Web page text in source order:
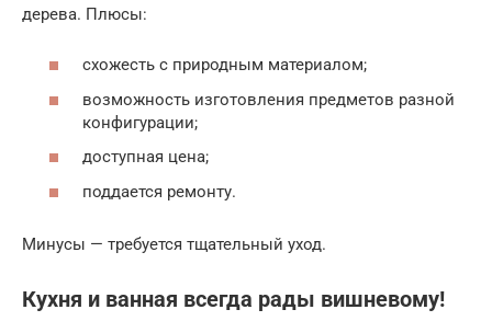
дерева. Плюсы:
схожесть с природным материалом;
возможность изготовления предметов разной
конфигурации;
доступная цена;
поддается ремонту.
Минусы — требуется тщательный уход.
Кухня и ванная всегда рады вишневому!